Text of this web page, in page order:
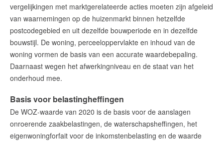
vergelijkingen met marktgerelateerde acties moeten zijn afgeleid
van waarnemingen op de huizenmarkt binnen hetzelfde
postcodegebied en uit dezelfde bouwperiode en in dezelfde
bouwstijl. De woning, perceeloppervlakte en inhoud van de
woning vormen de basis van een accurate waardebepaling.
Daarnaast wegen het afwerkingniveau en de staat van het
onderhoud mee.
Basis voor belastingheffingen
De WOZ-waarde van 2020 is de basis voor de aanslagen
onroerende zaakbelastingen, de waterschapsheffingen, het
eigenwoningforfait voor de inkomstenbelasting en de waarde